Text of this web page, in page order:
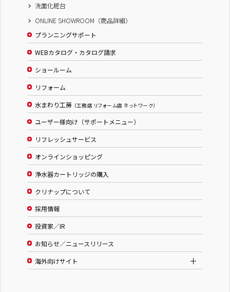
洗面化粧台
ONLINE SHOWROOM（商品詳細）
プランニングサポート
WEBカタログ・カタログ請求
ショールーム
リフォーム
水まわり工房 （工務店 リフォーム店 ネットワーク）
ユーザー様向け（サポートメニュー）
リフレッシュサービス
オンラインショッピング
浄水器カートリッジの購入
クリナップについて
採用情報
投資家／IR
お知らせ／ニュースリリース
海外向けサイト